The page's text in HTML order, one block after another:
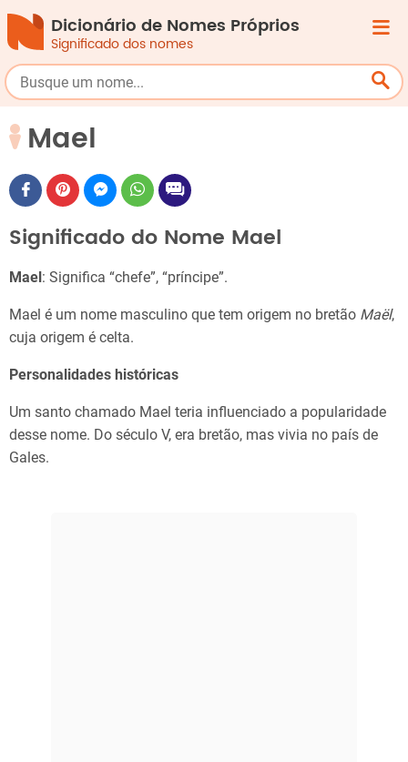
Dicionário de Nomes Próprios
Significado dos nomes
Mael
Significado do Nome Mael
Mael : Significa “chefe”, “príncipe”.
Mael é um nome masculino que tem origem no bretão Maël,
cuja origem é celta.
Personalidades históricas
Um santo chamado Mael teria influenciado a popularidade
desse nome. Do século V, era bretão, mas vivia no país de
Gales.